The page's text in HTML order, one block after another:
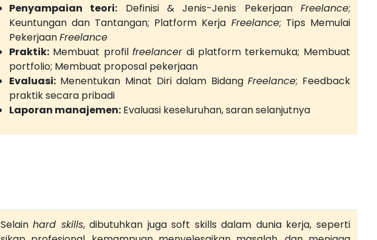
Penyampaian teori: Definisi & Jenis-Jenis Pekerjaan Freelance;
Keuntungan dan Tantangan; Platform Kerja Freelance; Tips Memulai
PekerjaanFreelance
Praktik:Membuat profilfreelancerdi platform terkemuka; Membuat
portfolio; Membuat proposal pekerjaan
Evaluasi:Menentukan Minat Diri dalam BidangFreelance; Feedback
praktik secara pribadi
Laporan manajemen:Evaluasi keseluruhan, saran selanjutnya
Selainhard skills, dibutuhkan juga soft skills dalam dunia kerja, seperti